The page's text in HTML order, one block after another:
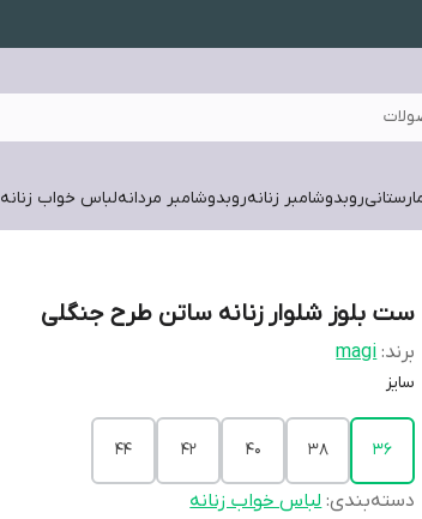
روبدوشامبر زنانهروبدوشامبر مردانهلباس خواب زنانه
ست بلوز شلوار زنانه ساتن طرح جنگلی
برند: magi
سایز
۳۶ ۳۸ ۴۰ ۴۲ ۴۴
دسته‌بندی:لباس خواب زنانه